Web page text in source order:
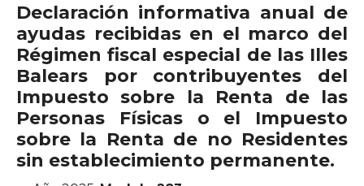
Declaración informativa anual de
ayudas recibidas en el marco del
Régimen fiscal especial de las Illes
Balears por contribuyentes del
Impuesto sobre la Renta de las
Personas Físicas o el Impuesto
sobre la Renta de no Residentes
sin establecimiento permanente.